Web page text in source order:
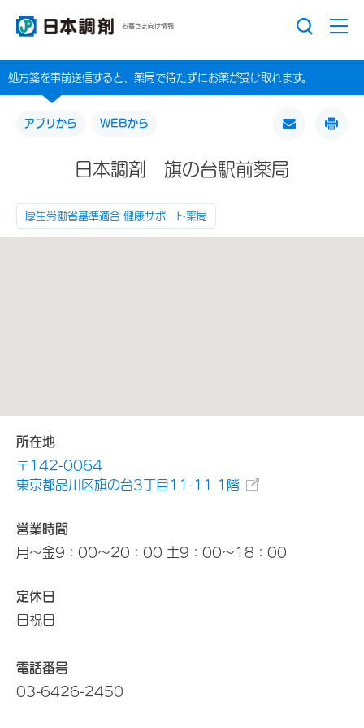
お客さま向け情報
処方箋を事前送信すると、薬局で待たずにお薬が受け取れます。
アプリから WEBから
日本調剤 旗の台駅前薬局
厚生労働省基準適合 健康サポート薬局
所在地
〒142-0064
東京都品川区旗の台3丁目11-11 1階
営業時間
月～金9：00～20：00 土9：00～18：00
定休日
日祝日
電話番号
03-6426-2450